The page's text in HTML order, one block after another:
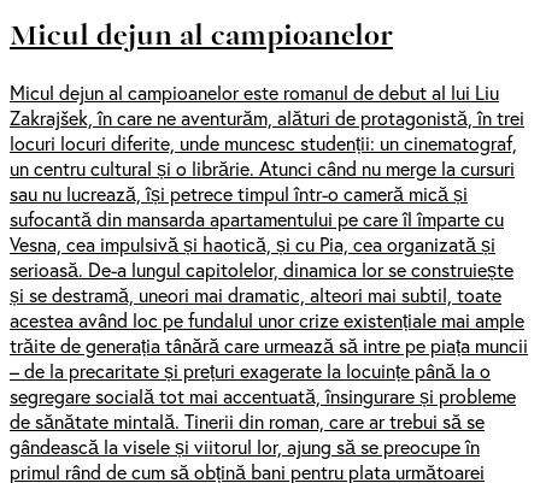
Micul dejun al campioanelor
Micul dejun al campioanelor este romanul de debut al lui Liu
Zakrajšek, în care ne aventurăm, alături de protagonistă, în trei
locuri locuri diferite, unde muncesc studenții: un cinematograf,
un centru cultural și o librărie. Atunci când nu merge la cursuri
sau nu lucrează, își petrece timpul într-o cameră mică și
sufocantă din mansarda apartamentului pe care îl împarte cu
Vesna, cea impulsivă și haotică, și cu Pia, cea organizată și
serioasă. De-a lungul capitolelor, dinamica lor se construiește
și se destramă, uneori mai dramatic, alteori mai subtil, toate
acestea având loc pe fundalul unor crize existențiale mai ample
trăite de generația tânără care urmează să intre pe piața muncii
– de la precaritate și prețuri exagerate la locuințe până la o
segregare socială tot mai accentuată, însingurare și probleme
de sănătate mintală. Tinerii din roman, care ar trebui să se
gândească la visele și viitorul lor, ajung să se preocupe în
primul rând de cum să obțină bani pentru plata următoarei